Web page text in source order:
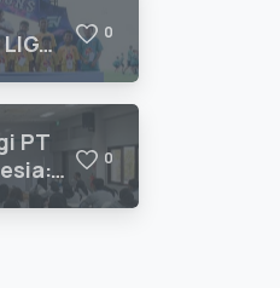
0
PT
B3
0